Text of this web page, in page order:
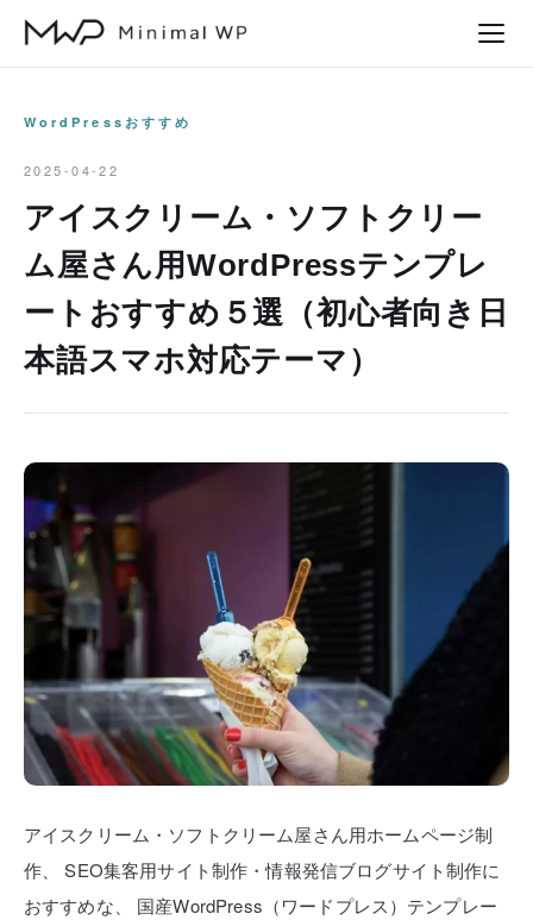
WordPressおすすめ
2025-04-22
アイスクリーム・ソフトクリー
ム屋さん用WordPressテンプレ
ートおすすめ５選（初心者向き日
本語スマホ対応テーマ）
アイスクリーム・ソフトクリーム屋さん用ホームページ制
作、
SEO集客用サイト制作・情報発信ブログサイト制作に
おすすめな、
国産WordPress（ワードプレス）テンプレー